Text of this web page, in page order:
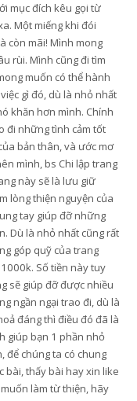
mục đích kêu gọi từ
Một miếng khi đói
còn mãi! Mình mong
rùi. Mình cũng đi tìm
muốn có thể hành
gì đó, dù là nhỏ nhất
khăn hơn mình. Chính
đi những tình cảm tốt
bản thân, và ước mơ
mình, bs Chi lập trang
này sẽ là lưu giữ
lòng thiện nguyện của
tay giúp đỡ những
Dù là nhỏ nhất cũng rất
góp quỹ của trang
Số tiền này tuy
sẽ giúp đỡ được nhiều
ngần ngại trao đi, dù là
đáng thì điều đó đã là
giúp bạn 1 phần nhỏ
để chúng ta có chung
bài, thấy bài hay xin like
làm từ thiện, hãy